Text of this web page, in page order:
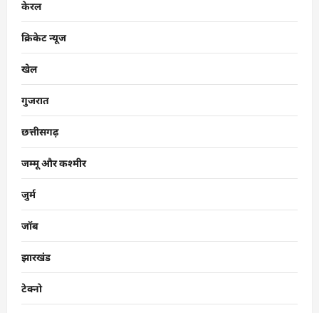
केरल
क्रिकेट न्यूज
खेल
गुजरात
छत्तीसगढ़
जम्मू और कश्मीर
जुर्म
जॉब
झारखंड
टेक्नो